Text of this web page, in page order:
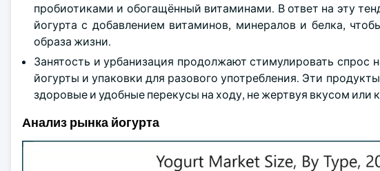
пробиотиками и обогащённый витаминами. В ответ на эту
йогурта с добавлением витаминов, минералов и белка,
образа жизни.
Занятость и урбанизация продолжают стимулировать спрос
йогурты и упаковки для разового употребления. Эти
здоровые и удобные перекусы на ходу, не жертвуя вкусом или
Анализ рынка йогурта